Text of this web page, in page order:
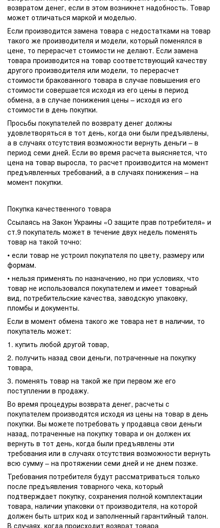
возвратом денег, если в этом возникнет надобность. Товар
может отличаться маркой и моделью.
Если производится замена товара с недостатками на товар
такого же производителя и модели, который поменялся в
цене, то перерасчет стоимости не делают. Если замена
товара производится на товар соответствующий качеству
другого производителя или модели, то перерасчет
стоимости бракованного товара в случае повышения его
стоимости совершается исходя из его цены в период
обмена, а в случае понижения цены – исходя из его
стоимости в день покупки.
Просьбы покупателей по возврату денег должны
удовлетворяться в тот день, когда они были предъявлены,
а в случаях отсутствия возможности вернуть деньги – в
период семи дней. Если во время расчета выясняется, что
цена на товар выросла, то расчет производится на момент
предъявленных требований, а в случаях понижения – на
момент покупки.
Покупка качественного товара
Ссылаясь на Закон Украины «О защите прав потребителя» и
ст.9 покупатель может в течение двух недель поменять
товар на такой точно:
• если товар не устроил покупателя по цвету, размеру или
формам.
• нельзя применять по назначению, но при условиях, что
товар не использовался покупателем и имеет товарный
вид, потребительские качества, заводскую упаковку,
пломбы и документы.
Если в момент обмена такого же товара нет в наличии, то
покупатель может:
1. купить любой другой товар,
2. получить назад свои деньги, потраченные на покупку
товара,
3. поменять товар на такой же при первом же его
поступлении в продажу.
Во время процедуры возврата денег, расчеты с
покупателем производятся исходя из цены на товар в день
покупки. Вы можете потребовать у продавца свои деньги
назад, потраченные на покупку товара и он должен их
вернуть в тот день, когда были предъявлены эти
требования или в случаях отсутствия возможности вернуть
всю сумму – на протяжении семи дней и не днем позже.
Требования потребителя будут рассматриваться только
после предъявления товарного чека, который
подтверждает покупку, сохранения полной комплектации
товара, наличии упаковки от производителя, на которой
должен быть штрих код и заполненный гарантийный талон.
В случаях, когда происходит возврат товара